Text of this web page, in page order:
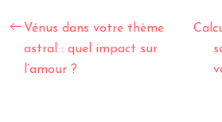
Vénus dans votre thème
astral : quel impact sur
l’amour ?